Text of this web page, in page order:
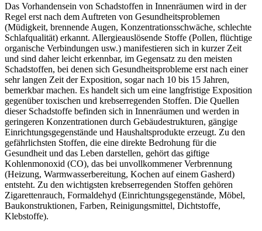
Das Vorhandensein von Schadstoffen in Innenräumen wird in der
Regel erst nach dem Auftreten von Gesundheitsproblemen
(Müdigkeit, brennende Augen, Konzentrationsschwäche, schlechte
Schlafqualität) erkannt. Allergieauslösende Stoffe (Pollen, flüchtige
organische Verbindungen usw.) manifestieren sich in kurzer Zeit
und sind daher leicht erkennbar, im Gegensatz zu den meisten
Schadstoffen, bei denen sich Gesundheitsprobleme erst nach einer
sehr langen Zeit der Exposition, sogar nach 10 bis 15 Jahren,
bemerkbar machen. Es handelt sich um eine langfristige Exposition
gegenüber toxischen und krebserregenden Stoffen. Die Quellen
dieser Schadstoffe befinden sich in Innenräumen und werden in
geringeren Konzentrationen durch Gebäudestrukturen, gängige
Einrichtungsgegenstände und Haushaltsprodukte erzeugt. Zu den
gefährlichsten Stoffen, die eine direkte Bedrohung für die
Gesundheit und das Leben darstellen, gehört das giftige
Kohlenmonoxid (CO), das bei unvollkommener Verbrennung
(Heizung, Warmwasserbereitung, Kochen auf einem Gasherd)
entsteht. Zu den wichtigsten krebserregenden Stoffen gehören
Zigarettenrauch, Formaldehyd (Einrichtungsgegenstände, Möbel,
Baukonstruktionen, Farben, Reinigungsmittel, Dichtstoffe,
Klebstoffe).